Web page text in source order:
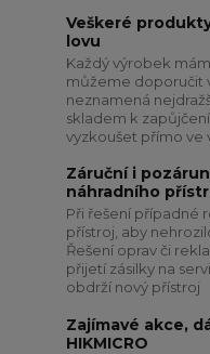
Veškeré
lovu
Každý výrobek
můžeme doporučit
neznamená
skladem k
vyzkoušet přímo ve
Záruční i
náhradního
Při řešení případné
přístroj, aby
Řešení oprav či
přijetí zásilky na
obdrží nový přístroj
Zajímavé akce,
HIKMICRO